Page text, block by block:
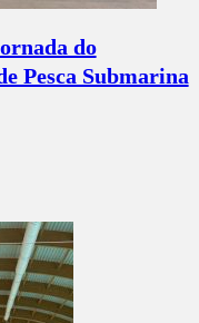
do
Pesca Submarina